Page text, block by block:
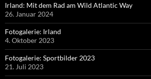
Irland: Mit dem Rad am Wild Atlantic Way
26. Januar 2024
Fotogalerie: Irland
4. Oktober 2023
Fotogalerie: Sportbilder 2023
21. Juli 2023